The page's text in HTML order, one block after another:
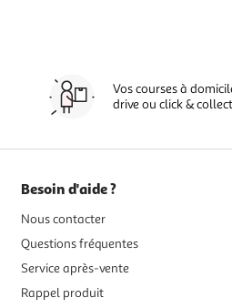
Vos courses à
drive ou click & collect
Besoin d'aide ?
Nous contacter
Questions fréquentes
Service après-vente
Rappel produit